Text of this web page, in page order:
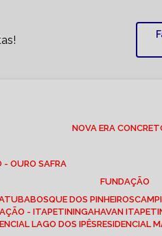
NOVA ERA
- OURO SAFRA
FUNDAÇÃO
BOSQUE DOS PINHEIROS
- ITAPETININGA HAVAN
LAGO DOS IPÊS RESIDENCIAL